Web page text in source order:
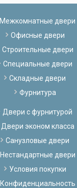
Межкомнатные двери
Офисные двери
Строительные двери
Специальные двери
Складные двери
Фурнитура
Двери с фурнитурой
Двери эконом класса
Санузловые двери
Нестандартные двери
Условия покупки
Конфиденциальность